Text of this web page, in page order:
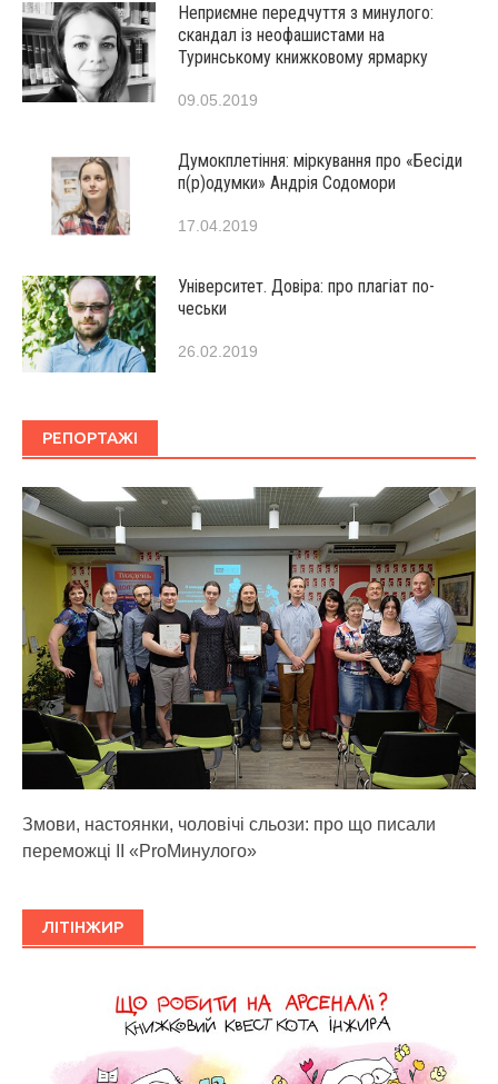
Неприємне передчуття з минулого:
скандал із неофашистами на
Туринському книжковому ярмарку
09.05.2019
Думокплетіння: міркування про «Бесіди
п(р)одумки» Андрія Содомори
17.04.2019
Університет. Довіра: про плагіат по-
чеськи
26.02.2019
РЕПОРТАЖІ
Змови, настоянки, чоловічі сльози: про що писали
переможці ІІ «ProМинулого»
ЛІТІНЖИР